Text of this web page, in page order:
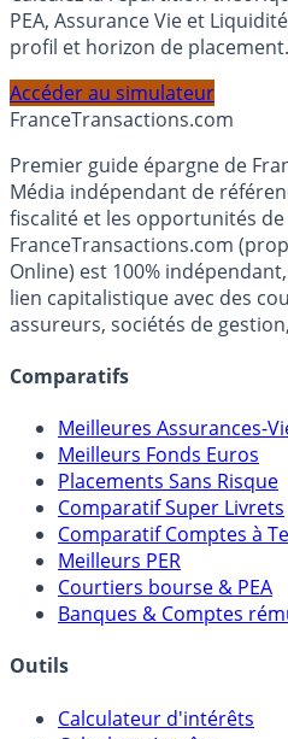
Calculez la répartition
PEA, Assurance Vie et
profil et horizon de placement.
Accéder au simulateur
FranceTransactions.com
Premier guide épargne de
Média indépendant de
fiscalité et les opportunités
FranceTransactions.com
Online) est 100%
lien capitalistique avec des
Meilleures Assurances-Vie
Meilleurs Fonds Euros
Placements Sans Risque
Comparatif Super Livrets
Comparatif Comptes à
Meilleurs PER
Courtiers bourse & PEA